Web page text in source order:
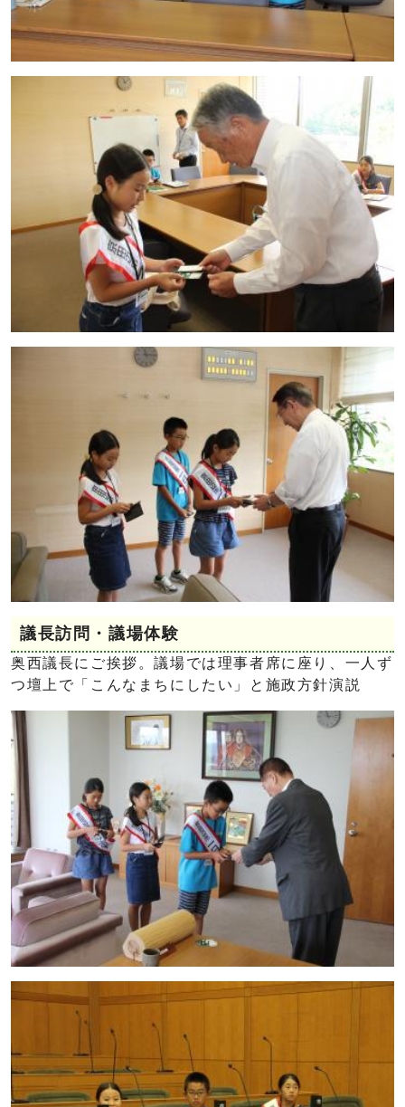
議長訪問・議場体験
奥西議長にご挨拶。議場では理事者席に座り、一人ず
つ壇上で「こんなまちにしたい」と施政方針演説